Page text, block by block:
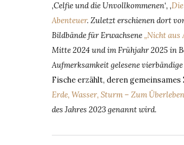
‚Celfie und die Unvollkommenen‘, ‚
Abenteuer. Zuletzt erschienen dort
Bildbände für Erwachsene„Nicht aus
Mitte 2024 und im Frühjahr 2025 in
Aufmerksamkeit gelesene
Fische erzählt, deren
Erde, Wasser, Sturm – Zum
des Jahres 2023 genannt wird.